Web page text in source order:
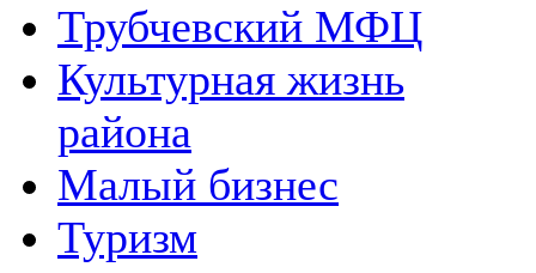
Трубчевский МФЦ
Культурная жизнь
района
Малый бизнес
Туризм